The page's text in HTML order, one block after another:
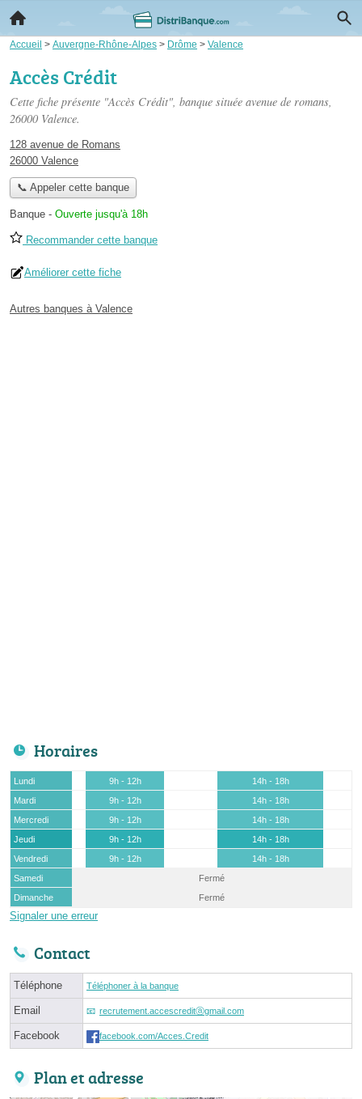
Accueil > Auvergne-Rhône-Alpes > Drôme > Valence
Accès Crédit
Cette fiche présente "Accès Crédit", banque située avenue de romans,
26000 Valence.
128 avenue de Romans
26000 Valence
📞 Appeler cette banque
Banque - Ouverte jusqu'à 18h
Recommander cette banque
Améliorer cette fiche
Autres banques à Valence
Horaires
Lundi 9h - 12h
14h - 18h
Mardi
9h - 12h
14h - 18h
Mercredi
9h - 12h
14h - 18h
Jeudi
9h - 12h
14h - 18h
Vendredi
9h - 12h
14h - 18h
Samedi
Fermé
Dimanche
Fermé
Signaler une erreur
Contact
Téléphone Téléphoner à la banque
Email recrutement.accescreditⓐgmail.com
Facebook facebook.com/Acces.Credit
Plan et adresse